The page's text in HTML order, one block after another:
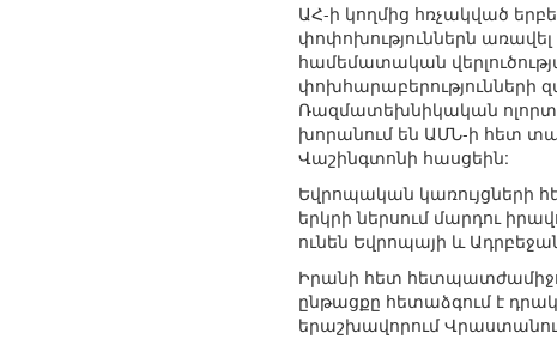
ԱՀ-ի կողմից հռչակված
փոփոխություններն
համեմատական
փոխհարաբերությունների
Ռազմատեխնիկական
խորանում են ԱՄՆ-ի հետ
Վաշինգտոնի հասցեին:
Եվրոպական կառույցների
երկրի ներսում մարդու
ունեն Եվրոպայի և
Իրանի հետ
ընթացքը հետաձգում է
երաշխավորում